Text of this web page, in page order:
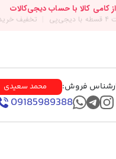
فروش: محمد سعیدی
09185989388